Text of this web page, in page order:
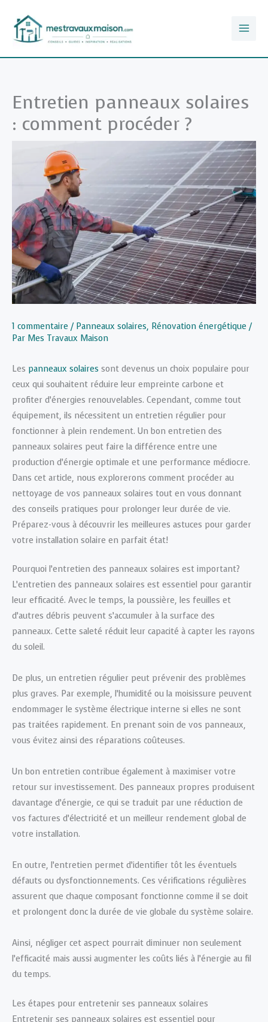
contenu
Entretien panneaux solaires
: comment procéder ?
1 commentaire / Panneaux solaires, Rénovation énergétique /
Par Mes Travaux Maison
Les panneaux solaires sont devenus un choix populaire pour
ceux qui souhaitent réduire leur empreinte carbone et
profiter d’énergies renouvelables. Cependant, comme tout
équipement, ils nécessitent un entretien régulier pour
fonctionner à plein rendement. Un bon entretien des
panneaux solaires peut faire la différence entre une
production d’énergie optimale et une performance médiocre.
Dans cet article, nous explorerons comment procéder au
nettoyage de vos panneaux solaires tout en vous donnant
des conseils pratiques pour prolonger leur durée de vie.
Préparez-vous à découvrir les meilleures astuces pour garder
votre installation solaire en parfait état!
Pourquoi l’entretien des panneaux solaires est important?
L’entretien des panneaux solaires est essentiel pour garantir
leur efficacité. Avec le temps, la poussière, les feuilles et
d’autres débris peuvent s’accumuler à la surface des
panneaux. Cette saleté réduit leur capacité à capter les rayons
du soleil.
De plus, un entretien régulier peut prévenir des problèmes
plus graves. Par exemple, l’humidité ou la moisissure peuvent
endommager le système électrique interne si elles ne sont
pas traitées rapidement. En prenant soin de vos panneaux,
vous évitez ainsi des réparations coûteuses.
Un bon entretien contribue également à maximiser votre
retour sur investissement. Des panneaux propres produisent
davantage d’énergie, ce qui se traduit par une réduction de
vos factures d’électricité et un meilleur rendement global de
votre installation.
En outre, l’entretien permet d’identifier tôt les éventuels
défauts ou dysfonctionnements. Ces vérifications régulières
assurent que chaque composant fonctionne comme il se doit
et prolongent donc la durée de vie globale du système solaire.
Ainsi, négliger cet aspect pourrait diminuer non seulement
l’efficacité mais aussi augmenter les coûts liés à l’énergie au fil
du temps.
Les étapes pour entretenir ses panneaux solaires
Entretenir ses panneaux solaires est essentiel pour